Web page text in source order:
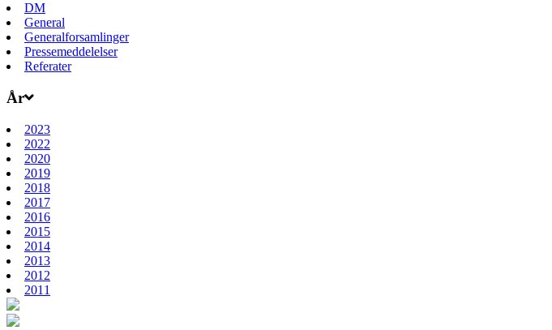
DM
General
Generalforsamlinger
Pressemeddelelser
Referater
År
2023
2022
2020
2019
2018
2017
2016
2015
2014
2013
2012
2011